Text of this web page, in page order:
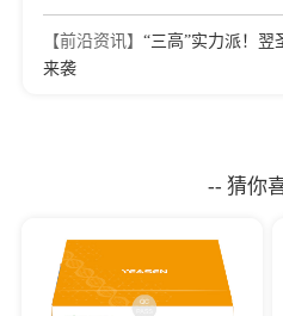
【前沿资讯】 “三高”实力派！
来袭
-- 猜你